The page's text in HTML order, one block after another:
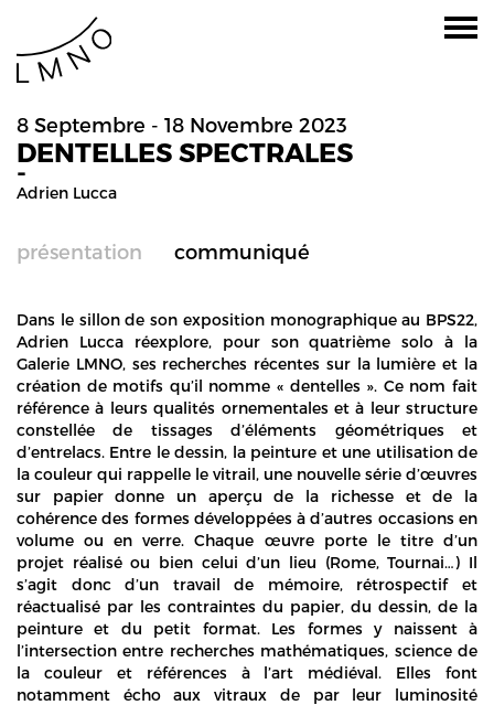
8 Septembre - 18 Novembre 2023
DENTELLES SPECTRALES
-
Adrien Lucca
présentation communiqué
Dans le sillon de son exposition monographique au BPS22,
Adrien Lucca réexplore, pour son quatrième solo à la
Galerie LMNO, ses recherches récentes sur la lumière et la
création de motifs qu’il nomme « dentelles ». Ce nom fait
référence à leurs qualités ornementales et à leur structure
constellée de tissages d’éléments géométriques et
d’entrelacs. Entre le dessin, la peinture et une utilisation de
la couleur qui rappelle le vitrail, une nouvelle série d’œuvres
sur papier donne un aperçu de la richesse et de la
cohérence des formes développées à d’autres occasions en
volume ou en verre. Chaque œuvre porte le titre d’un
projet réalisé ou bien celui d’un lieu (Rome, Tournai…) Il
s’agit donc d’un travail de mémoire, rétrospectif et
réactualisé par les contraintes du papier, du dessin, de la
peinture et du petit format. Les formes y naissent à
l’intersection entre recherches mathématiques, science de
la couleur et références à l’art médiéval. Elles font
notamment écho aux vitraux de par leur luminosité